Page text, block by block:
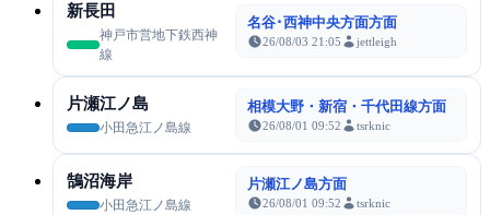
新長田
神戸市営地下鉄西神
線
名谷･西神中央方面方面
26/08/03 21:05 jettleigh
片瀬江ノ島
小田急江ノ島線
相模大野・新宿・千代田線方面
26/08/01 09:52 tsrknic
鵠沼海岸
小田急江ノ島線
片瀬江ノ島方面
26/08/01 09:52 tsrknic